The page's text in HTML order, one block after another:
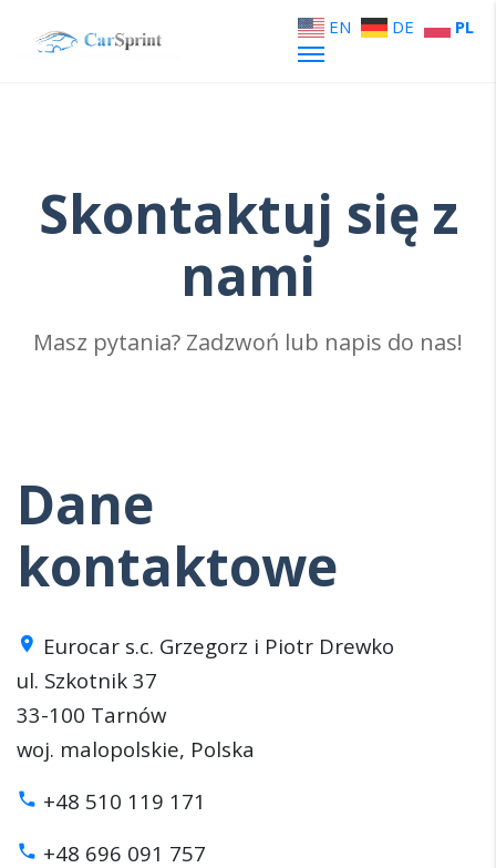
EN DE PL
Skontaktuj się z
nami
Masz pytania? Zadzwoń lub napis do nas!
Dane
kontaktowe
place Eurocar s.c. Grzegorz i Piotr Drewko
ul. Szkotnik 37
33-100 Tarnów
woj. malopolskie, Polska
phone +48 510 119 171
phone +48 696 091 757